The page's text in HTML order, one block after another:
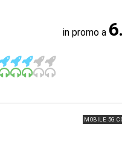
in promo a
MOBILE 5G